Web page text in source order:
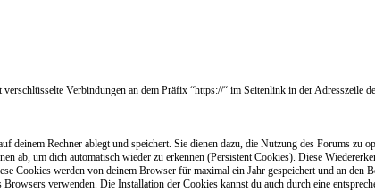
Verbindungen an dem Präfix “https://“ im Seitenlink in der Adresszeile
Rechner ablegt und speichert. Sie dienen dazu, die Nutzung des Forums zu
ab, um dich automatisch wieder zu erkennen (Persistent Cookies). Diese
werden von deinem Browser für maximal ein Jahr gespeichert und an den
verwenden. Die Installation der Cookies kannst du auch durch eine